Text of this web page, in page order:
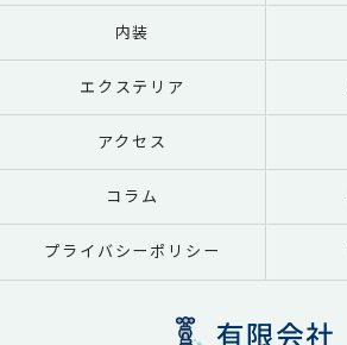
内装
エクステリア
アクセス
コラム
プライバシーポリシー